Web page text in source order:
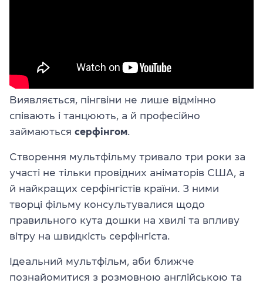
Виявляється, пінгвіни не лише відмінно
співають і танцюють, а й професійно
займаються серфінгом.
Створення мультфільму тривало три роки за
участі не тільки провідних аніматорів США, а
й найкращих серфінгістів країни. З ними
творці фільму консультувалися щодо
правильного кута дошки на хвилі та впливу
вітру на швидкість серфінгіста.
Ідеальний мультфільм, аби ближче
познайомитися з розмовною англійською та